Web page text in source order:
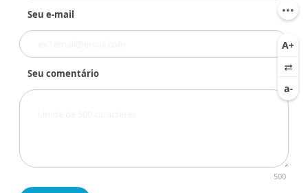
Seu e-mail
Seu comentário
500